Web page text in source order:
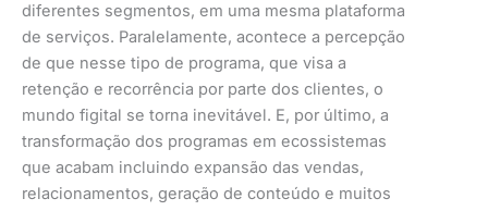
diferentes segmentos, em uma mesma plataforma
de serviços. Paralelamente, acontece a percepção
de que nesse tipo de programa, que visa a
retenção e recorrência por parte dos clientes, o
mundo figital se torna inevitável. E, por último, a
transformação dos programas em ecossistemas
que acabam incluindo expansão das vendas,
relacionamentos, geração de conteúdo e muitos